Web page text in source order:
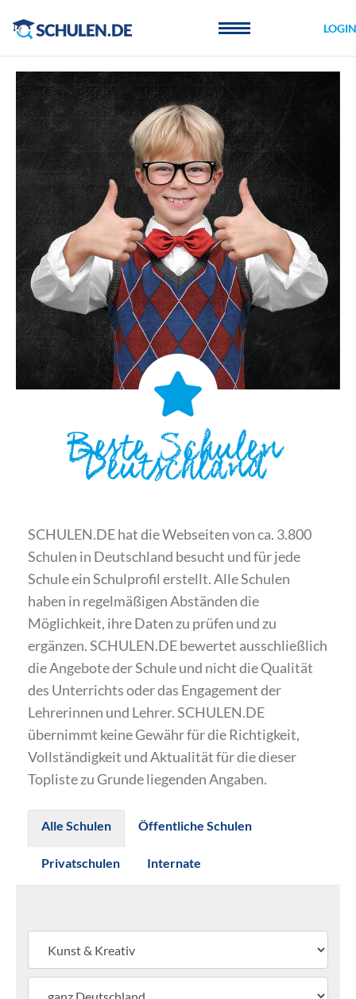
LOGIN
Beste Schulen
Deutschland
SCHULEN.DE hat die Webseiten von ca. 3.800
Schulen in Deutschland besucht und für jede
Schule ein Schulprofil erstellt. Alle Schulen
haben in regelmäßigen Abständen die
Möglichkeit, ihre Daten zu prüfen und zu
ergänzen. SCHULEN.DE bewertet ausschließlich
die Angebote der Schule und nicht die Qualität
des Unterrichts oder das Engagement der
Lehrerinnen und Lehrer. SCHULEN.DE
übernimmt keine Gewähr für die Richtigkeit,
Vollständigkeit und Aktualität für die dieser
Topliste zu Grunde liegenden Angaben.
Alle Schulen Öffentliche Schulen
Privatschulen Internate